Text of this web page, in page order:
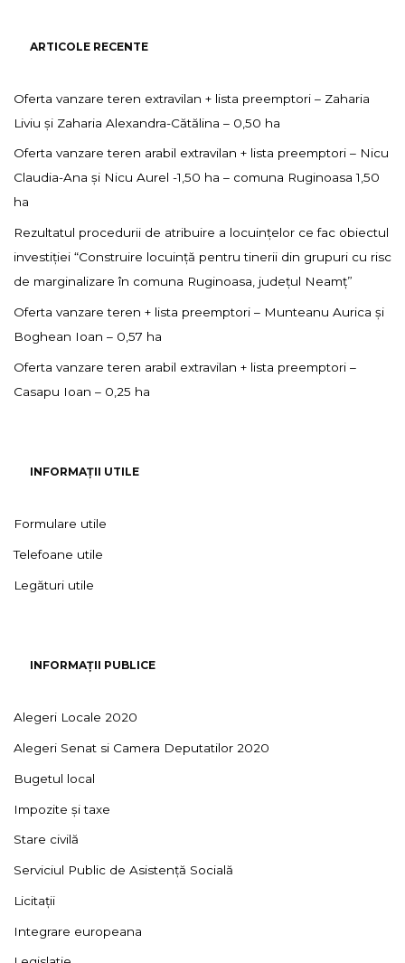
ARTICOLE RECENTE
Oferta vanzare teren extravilan + lista preemptori – Zaharia
Liviu și Zaharia Alexandra-Cătălina – 0,50 ha
Oferta vanzare teren arabil extravilan + lista preemptori – Nicu
Claudia-Ana și Nicu Aurel -1,50 ha – comuna Ruginoasa 1,50
ha
Rezultatul procedurii de atribuire a locuințelor ce fac obiectul
investiției “Construire locuință pentru tinerii din grupuri cu risc
de marginalizare în comuna Ruginoasa, județul Neamț”
Oferta vanzare teren + lista preemptori – Munteanu Aurica și
Boghean Ioan – 0,57 ha
Oferta vanzare teren arabil extravilan + lista preemptori –
Casapu Ioan – 0,25 ha
INFORMAȚII UTILE
Formulare utile
Telefoane utile
Legături utile
INFORMAȚII PUBLICE
Alegeri Locale 2020
Alegeri Senat si Camera Deputatilor 2020
Bugetul local
Impozite și taxe
Stare civilă
Serviciul Public de Asistență Socială
Licitații
Integrare europeana